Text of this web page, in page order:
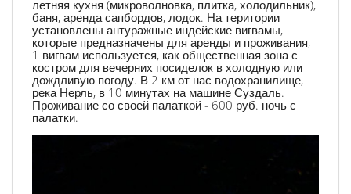
летняя кухня (микроволновка, плитка, холодильник),
баня, аренда сапбордов, лодок. На територии
установлены антуражные индейские вигвамы,
которые предназначены для аренды и проживания,
1 вигвам используется, как общественная зона с
костром для вечерних посиделок в холодную или
дождливую погоду. В 2 км от нас водохранилище,
река Нерль, в 10 минутах на машине Суздаль.
Проживание со своей палаткой - 600 руб. ночь с
палатки.